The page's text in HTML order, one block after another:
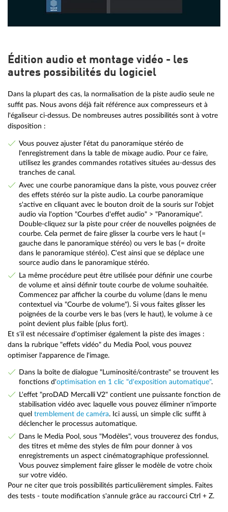
Édition audio et montage vidéo - les
autres possibilités du logiciel
Dans la plupart des cas, la normalisation de la piste audio seule ne
suffit pas. Nous avons déjà fait référence aux compresseurs et à
l'égaliseur ci-dessus. De nombreuses autres possibilités sont à votre
disposition :
Vous pouvez ajuster l'état du panoramique stéréo de
l'enregistrement dans la table de mixage audio. Pour ce faire,
utilisez les grandes commandes rotatives situées au-dessus des
tranches de canal.
Avec une courbe panoramique dans la piste, vous pouvez créer
des effets stéréo sur la piste audio. La courbe panoramique
s'active en cliquant avec le bouton droit de la souris sur l'objet
audio via l'option "Courbes d'effet audio" > "Panoramique".
Double-cliquez sur la piste pour créer de nouvelles poignées de
courbe. Cela permet de faire glisser la courbe vers le haut (=
gauche dans le panoramique stéréo) ou vers le bas (= droite
dans le panoramique stéréo). C'est ainsi que se déplace une
source audio dans le panoramique stéréo.
La même procédure peut être utilisée pour définir une courbe
de volume et ainsi définir toute courbe de volume souhaitée.
Commencez par afficher la courbe du volume (dans le menu
contextuel via "Courbe de volume"). Si vous faites glisser les
poignées de la courbe vers le bas (vers le haut), le volume à ce
point devient plus faible (plus fort).
Et s'il est nécessaire d'optimiser également la piste des images :
dans la rubrique "effets vidéo" du Media Pool, vous pouvez
optimiser l'apparence de l'image.
Dans la boîte de dialogue "Luminosité/contraste" se trouvent les
fonctions d'optimisation en 1 clic "d'exposition automatique".
L'effet "proDAD Mercalli V2" contient une puissante fonction de
stabilisation vidéo avec laquelle vous pouvez éliminer n'importe
quel tremblement de caméra. Ici aussi, un simple clic suffit à
déclencher le processus automatique.
Dans le Media Pool, sous "Modèles", vous trouverez des fondus,
des titres et même des styles de film pour donner à vos
enregistrements un aspect cinématographique professionnel.
Vous pouvez simplement faire glisser le modèle de votre choix
sur votre vidéo.
Pour ne citer que trois possibilités particulièrement simples. Faites
des tests - toute modification s'annule grâce au raccourci Ctrl + Z.